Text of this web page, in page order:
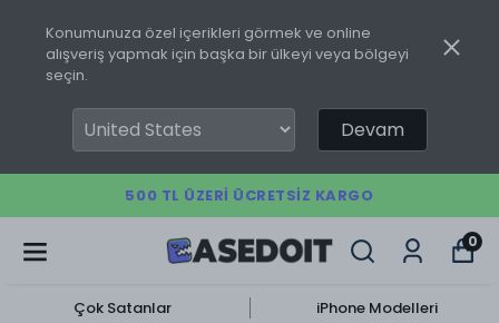
Konumunuza özel içerikleri görmek ve online
alışveriş yapmak için başka bir ülkeyi veya bölgeyi
seçin.
Devam
500 TL ÜZERI ÜCRETSIZ KARGO
0
Çok Satanlar iPhone Modelleri